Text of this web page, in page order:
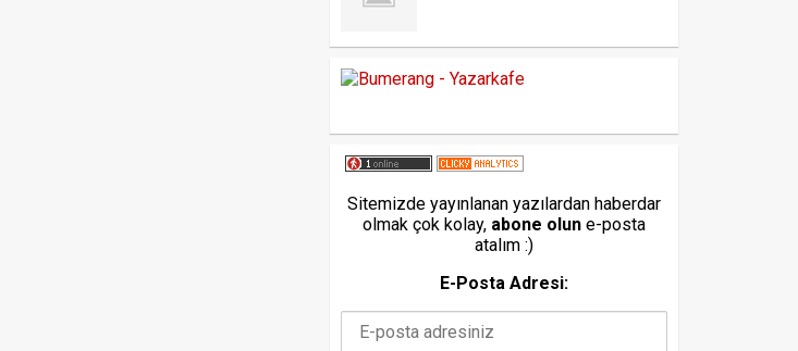
Sitemizde yayınlanan yazılardan haberdar
olmak çok kolay, abone olun e-posta
atalım :)
E-Posta Adresi: